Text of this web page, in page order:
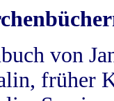
von
früher